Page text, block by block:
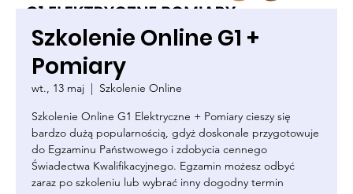
Szkolenie Online G1 +
Pomiary
wt., 13 maj
  |
Szkolenie Online
Szkolenie Online G1 Elektryczne + Pomiary cieszy się
bardzo dużą popularnością, gdyż doskonale przygotowuje
do Egzaminu Państwowego i zdobycia cennego
Świadectwa Kwalifikacyjnego. Egzamin możesz odbyć
zaraz po szkoleniu lub wybrać inny dogodny termin